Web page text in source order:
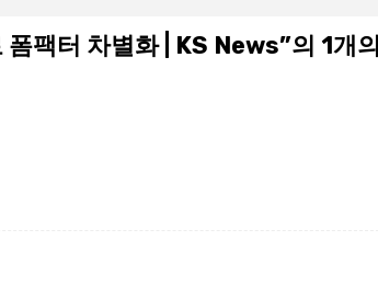
폼팩터 차별화 | KS News”의 1개